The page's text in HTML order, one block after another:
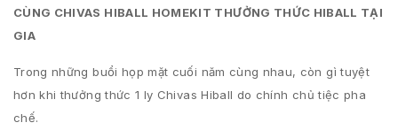
CÙNG CHIVAS HIBALL HOMEKIT THƯỞNG THỨC HIBALL TẠI
GIA
Trong những buổi họp mặt cuối năm cùng nhau, còn gì tuyệt
hơn khi thưởng thức 1 ly Chivas Hiball do chính chủ tiệc pha
chế.